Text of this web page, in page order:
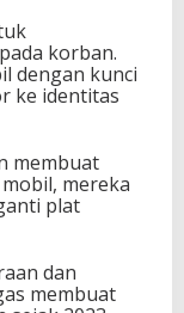
korban.
dengan kunci
ke identitas
membuat
mereka
plat
dan
membuat